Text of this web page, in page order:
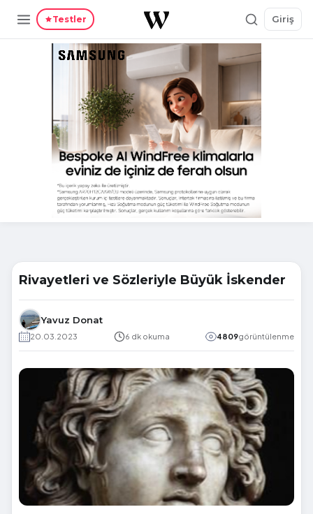
Testler Giriş
Rivayetleri ve Sözleriyle Büyük İskender
Yavuz Donat
20.03.2023 6 dk okuma 4809görüntülenme